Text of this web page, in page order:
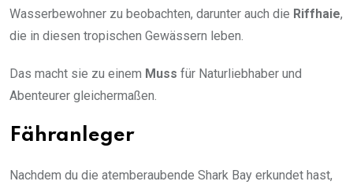
Wasserbewohner zu beobachten, darunter auch die Riffhaie,
die in diesen tropischen Gewässern leben.
Das macht sie zu einem Muss für Naturliebhaber und
Abenteurer gleichermaßen.
Fähranleger
Nachdem du die atemberaubende Shark Bay erkundet hast,